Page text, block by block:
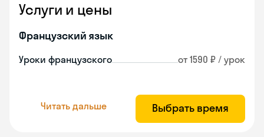
Услуги и цены
Французский язык
Уроки французского от 1590 ₽ / урок
Читать дальше Выбрать время